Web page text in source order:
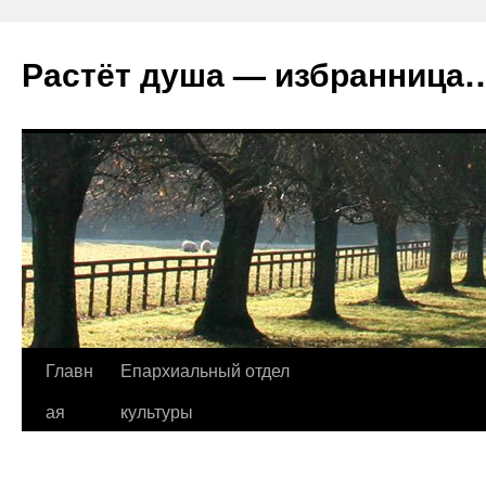
Растёт душа —
Перейти
Главн
ая
Епархиальный отдел
культуры